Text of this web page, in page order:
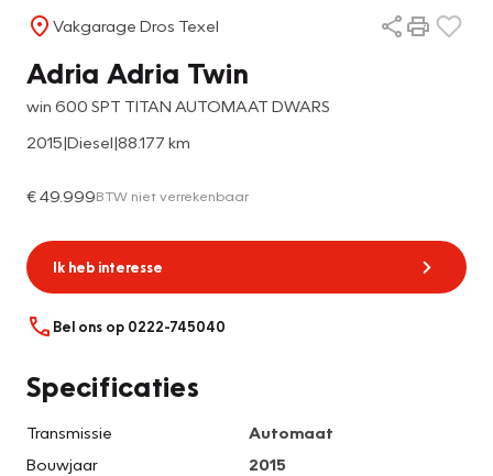
Vakgarage Dros Texel
Adria Adria Twin
win 600 SPT TITAN AUTOMAAT DWARS
2015|Diesel|88.177 km
€ 49.999BTW niet verrekenbaar
Ik heb interesse
Bel ons op 0222-745040
Specificaties
Transmissie
Automaat
Bouwjaar
2015